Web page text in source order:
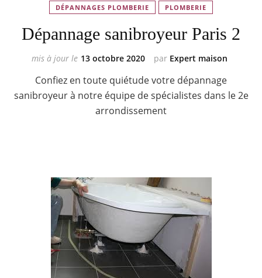
DÉPANNAGES PLOMBERIE PLOMBERIE
Dépannage sanibroyeur Paris 2
par Expert maison
mis à jour le 13 octobre 2020
Confiez en toute quiétude votre dépannage
sanibroyeur à notre équipe de spécialistes dans le 2e
arrondissement